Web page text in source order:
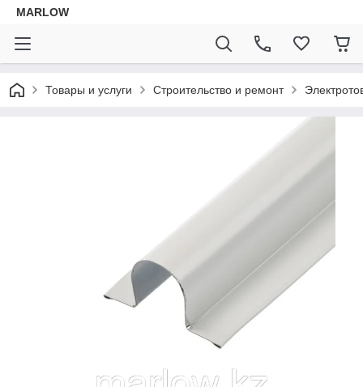
MARLOW
Товары и услуги Строительство и ремонт